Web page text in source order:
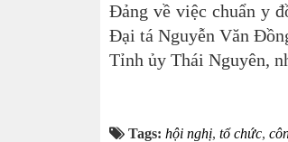
Đảng về việc chuẩn y
Đại tá Nguyễn Văn
Tỉnh ủy Thái Nguyên,
Tags: hội nghị, tổ chức,